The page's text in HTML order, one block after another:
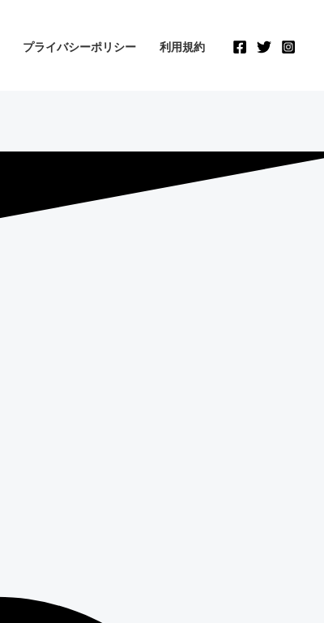
プライバシーポリシー 利用規約